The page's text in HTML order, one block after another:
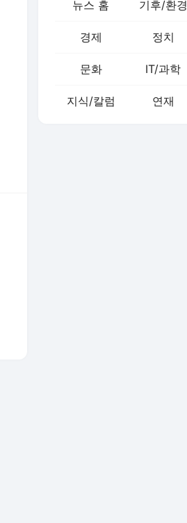
뉴스 홈 기후/환경
경제 정치
문화 IT/과학
지식/칼럼 연재